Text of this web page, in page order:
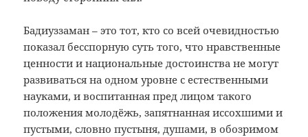
Бадиуззаман – это тот, кто со всей очевидностью
показал бесспорную суть того, что нравственные
ценности и национальные достоинства не могут
развиваться на одном уровне с естественными
науками, и воспитанная пред лицом такого
положения молодёжь, запятнанная иссохшими и
пустыми, словно пустыня, душами, в обозримом